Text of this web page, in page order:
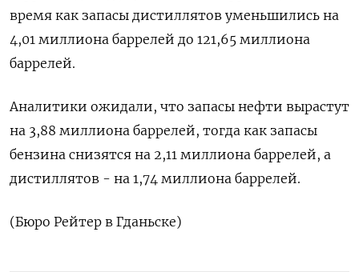
время как запасы дистиллятов уменьшились на
4,01 миллиона баррелей до 121,65 миллиона
баррелей.
Аналитики ожидали, что запасы нефти вырастут
на 3,88 миллиона баррелей, тогда как запасы
бензина снизятся на 2,11 миллиона баррелей, а
дистиллятов - на 1,74 миллиона баррелей.
(Бюро Рейтер в Гданьске)